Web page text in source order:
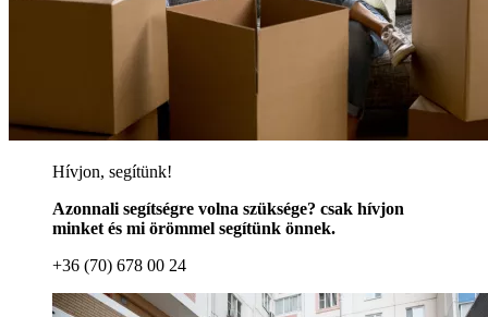
Hívjon, segítünk!
Azonnali segítségre volna szüksége? csak hívjon
minket és mi örömmel segítünk önnek.
+36 (70) 678 00 24